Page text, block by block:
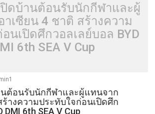
ปิดบ้านต้อนรับนักกีฬาและผู้
เซียน 4 ชาติ สร้างความ
นเปิดศึกวอลเลย์บอล BYD
6th SEA V Cup
นต้อนรับนักกีฬาและผู้แทนจาก
ร้างความประทับใจก่อนเปิดศึก
DMI 6th SEA V Cup